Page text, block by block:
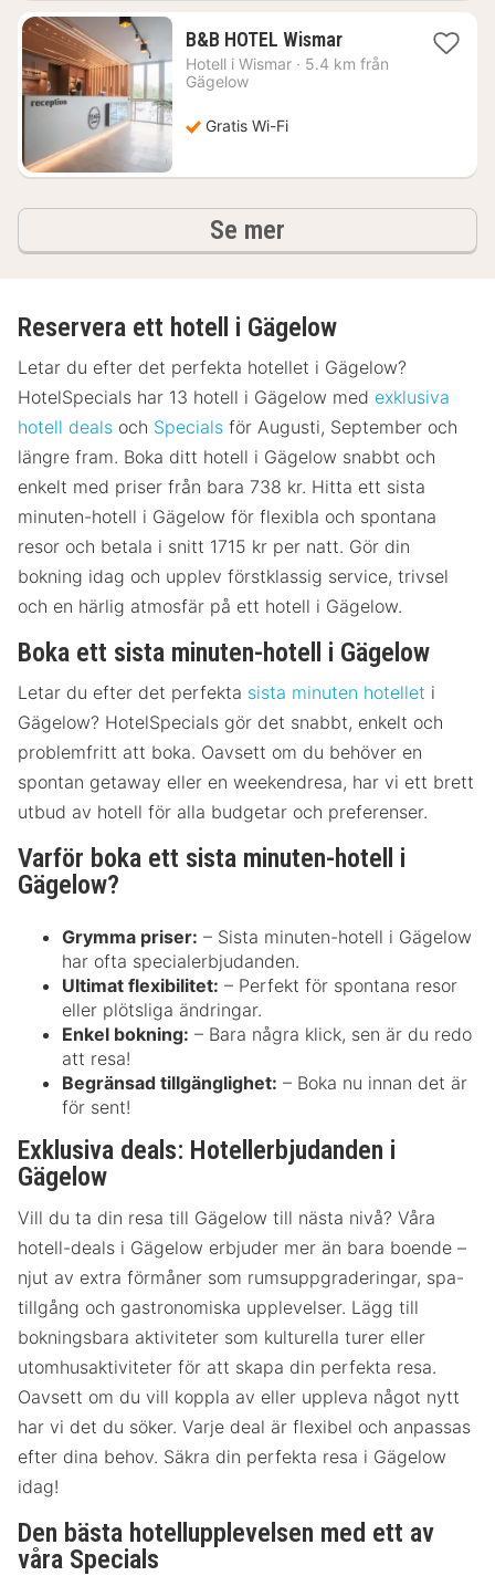
B&B HOTEL Wismar1
natt
Hotell i Wismar · 5.4 km från
Gägelow
Gratis Wi-Fi
Se mer
Reservera ett hotell i Gägelow
Letar du efter det perfekta hotellet i Gägelow?
HotelSpecials har 13 hotell i Gägelow med exklusiva
hotell deals och Specials för Augusti, September och
längre fram. Boka ditt hotell i Gägelow snabbt och
enkelt med priser från bara 738 kr. Hitta ett sista
minuten-hotell i Gägelow för flexibla och spontana
resor och betala i snitt 1715 kr per natt. Gör din
bokning idag och upplev förstklassig service, trivsel
och en härlig atmosfär på ett hotell i Gägelow.
Boka ett sista minuten-hotell i Gägelow
Letar du efter det perfekta sista minuten hotellet i
Gägelow? HotelSpecials gör det snabbt, enkelt och
problemfritt att boka. Oavsett om du behöver en
spontan getaway eller en weekendresa, har vi ett brett
utbud av hotell för alla budgetar och preferenser.
Varför boka ett sista minuten-hotell i
Gägelow?
Grymma priser: – Sista minuten-hotell i Gägelow
har ofta specialerbjudanden.
Ultimat flexibilitet: – Perfekt för spontana resor
eller plötsliga ändringar.
Enkel bokning: – Bara några klick, sen är du redo
att resa!
Begränsad tillgänglighet: – Boka nu innan det är
för sent!
Exklusiva deals: Hotellerbjudanden i
Gägelow
Vill du ta din resa till Gägelow till nästa nivå? Våra
hotell-deals i Gägelow erbjuder mer än bara boende –
njut av extra förmåner som rumsuppgraderingar, spa-
tillgång och gastronomiska upplevelser. Lägg till
bokningsbara aktiviteter som kulturella turer eller
utomhusaktiviteter för att skapa din perfekta resa.
Oavsett om du vill koppla av eller uppleva något nytt
har vi det du söker. Varje deal är flexibel och anpassas
efter dina behov. Säkra din perfekta resa i Gägelow
idag!
Den bästa hotellupplevelsen med ett av
våra Specials